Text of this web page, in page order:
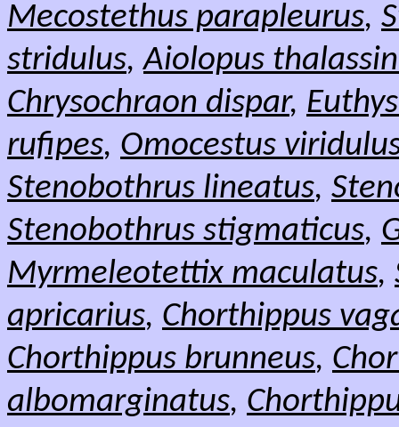
Mecostethus parapleurus,
stridulus,Aiolopus
Chrysochraon dispar,
rufipes, Omocestus
Stenobothrus lineatus,
Stenobothrus stigmaticus,
Myrmeleotettix maculatus,
apricarius, Chorthippus
Chorthippus brunneus,
albomarginatus,